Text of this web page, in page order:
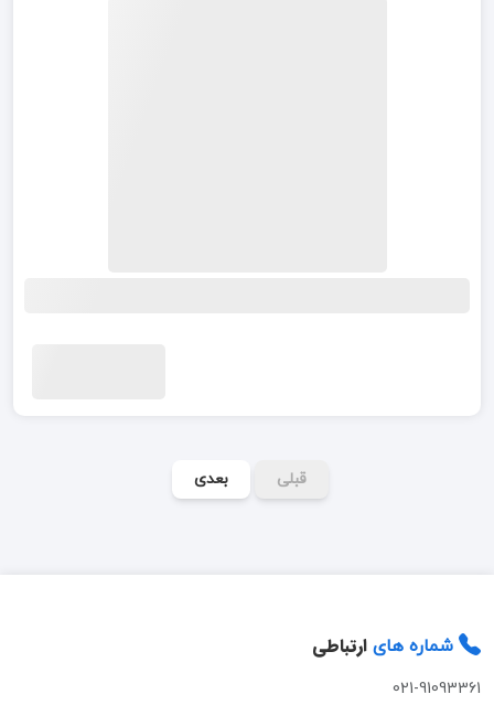
قبلی بعدی
شماره های ارتباطی
021-91093361